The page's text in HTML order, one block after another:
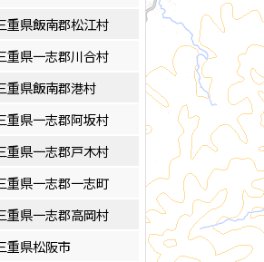
重県飯南郡松江村
重県一志郡川合村
重県飯南郡港村
重県一志郡阿坂村
重県一志郡戸木村
重県一志郡一志町
重県一志郡高岡村
重県松阪市